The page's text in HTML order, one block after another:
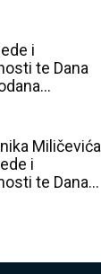
i
te Dana
Miličevića
i
te Dana...